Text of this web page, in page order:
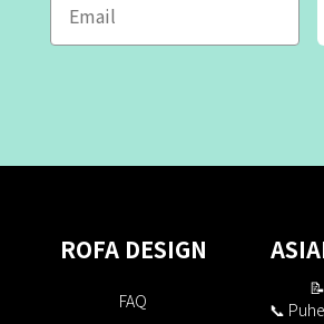
ROFA DESIGN
FAQ
📝
📞